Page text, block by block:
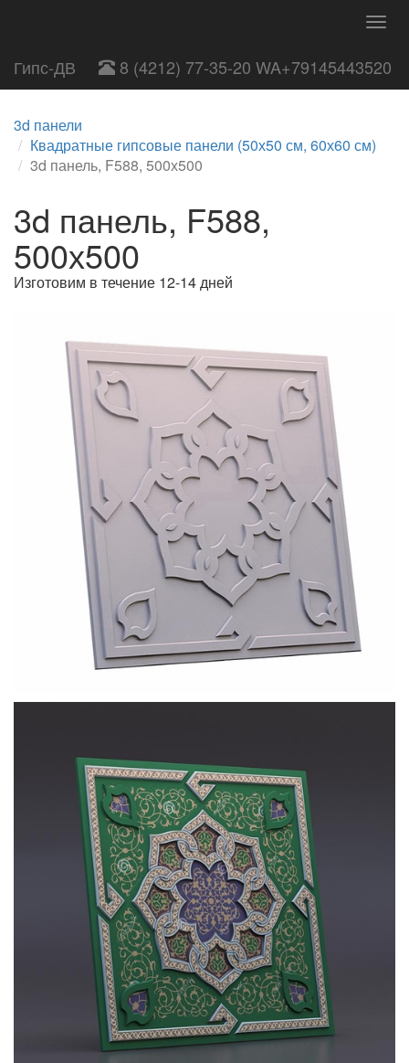
Гипс-ДВ 8 (4212) 77-35-20 WA+79145443520
3d панели
Квадратные гипсовые панели (50х50 см, 60х60 см)
3d панель, F588, 500х500
3d панель, F588,
500х500
Изготовим в течение 12-14 дней